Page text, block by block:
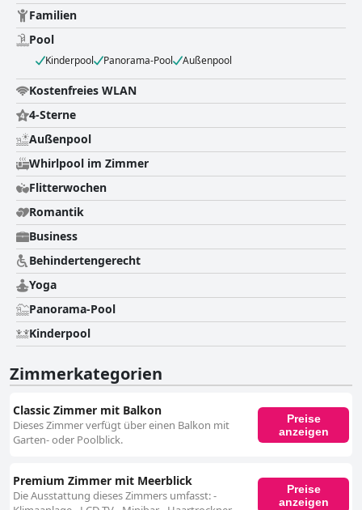
Familien
Pool
Kinderpool Panorama-Pool Außenpool
Kostenfreies WLAN
4-Sterne
Außenpool
Whirlpool im Zimmer
Flitterwochen
Romantik
Business
Behindertengerecht
Yoga
Panorama-Pool
Kinderpool
Zimmerkategorien
Classic Zimmer mit Balkon
Dieses Zimmer verfügt über einen Balkon mit
Garten- oder Poolblick.
Preise
anzeigen
Premium Zimmer mit Meerblick
Die Ausstattung dieses Zimmers umfasst: -
Preise
anzeigen